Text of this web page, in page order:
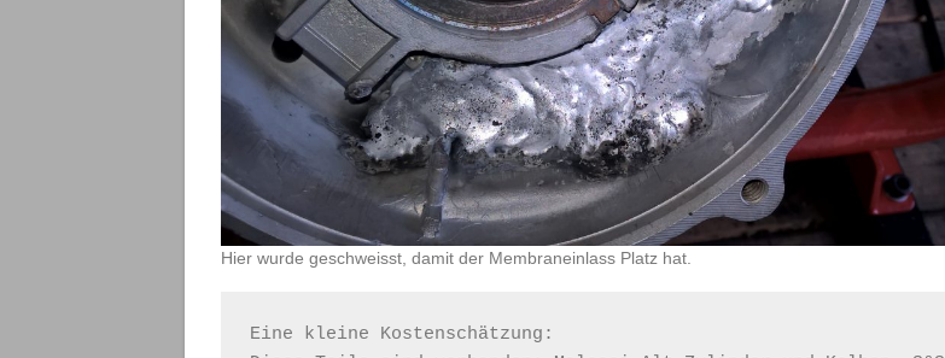
Hier wurde geschweisst, damit der Membraneinlass Platz hat.
Eine kleine Kostenschätzung: